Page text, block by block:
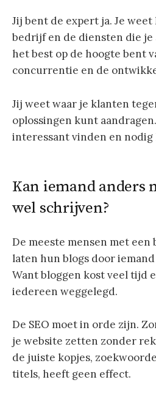
Jij bent de expert ja. Je
bedrijf en de diensten die je
het best op de hoogte bent
concurrentie en de
Jij weet waar je klanten
oplossingen kunt
interessant vinden en nodig
Kan iemand anders
wel schrijven?
De meeste mensen met
laten hun blogs door
Want bloggen kost veel tijd
iedereen weggelegd.
De SEO moet in orde zijn.
je website zetten zonder
de juiste kopjes,
titels, heeft geen effect.